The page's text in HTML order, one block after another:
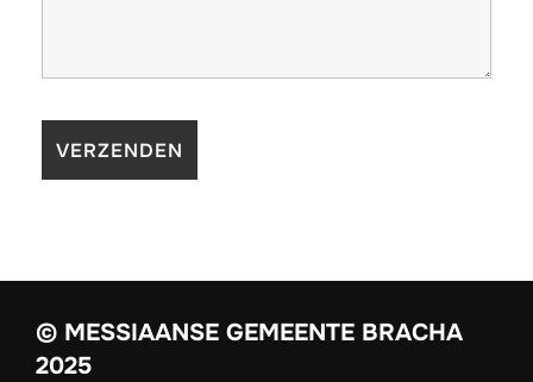
© MESSIAANSE GEMEENTE BRACHA
2025